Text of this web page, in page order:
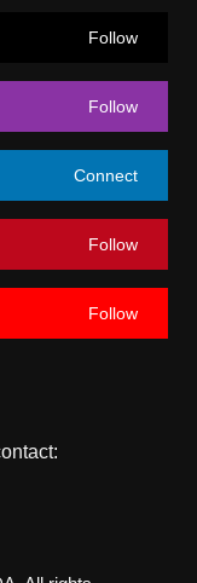
Follow
Follow
Connect
Follow
Follow